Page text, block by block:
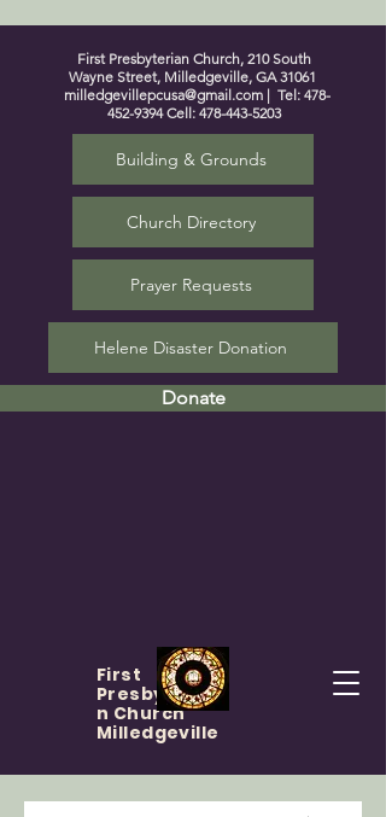
First Presbyterian Church, 210 South
Wayne Street, Milledgeville, GA 31061
milledgevillepcusa@gmail.com | Tel: 478-
452-9394Cell: 478-443-5203
Building & Grounds
Church Directory
Prayer Requests
Helene Disaster Donation
Donate
First
Presbyteria
n Church
Milledgeville